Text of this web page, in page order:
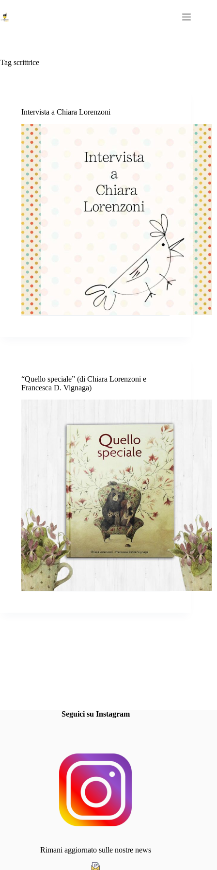
al
contenuto
Tag scrittrice
Intervista a Chiara Lorenzoni
“Quello speciale” (di Chiara Lorenzoni e
Francesca D. Vignaga)
Seguici su Instagram
Rimani aggiornato sulle nostre news